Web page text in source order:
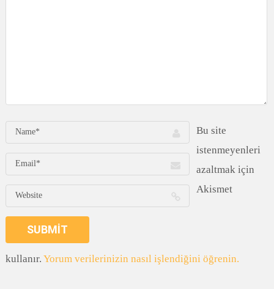
Bu site
istenmeyenleri
azaltmak için
Akismet
kullanır. Yorum verilerinizin nasıl işlendiğini öğrenin.